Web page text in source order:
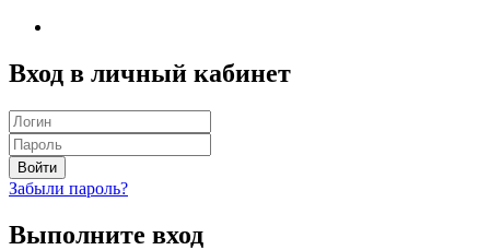
Вход в личный кабинет
Войти
Забыли пароль?
Выполните вход